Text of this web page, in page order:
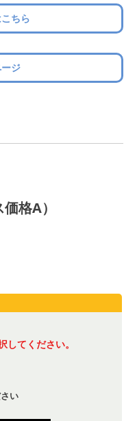
ちら
ジ
格A）
てください。
い